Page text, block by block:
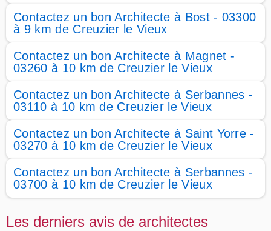
Contactez un bon Architecte à Bost - 03300
à 9 km de Creuzier le Vieux
Contactez un bon Architecte à Magnet -
03260 à 10 km de Creuzier le Vieux
Contactez un bon Architecte à Serbannes -
03110 à 10 km de Creuzier le Vieux
Contactez un bon Architecte à Saint Yorre -
03270 à 10 km de Creuzier le Vieux
Contactez un bon Architecte à Serbannes -
03700 à 10 km de Creuzier le Vieux
Les derniers avis de architectes